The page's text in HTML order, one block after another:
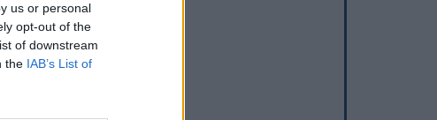
us or personal
opt-out of the
of downstream
the IAB’s List of